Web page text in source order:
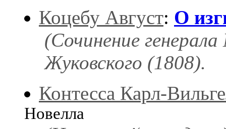
Коцебу Август: О
(Сочинение
Жуковского (1808).
Контесса Карл-
Новелла